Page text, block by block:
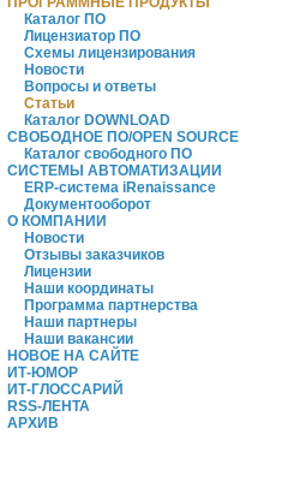
Каталог ПО
Лицензиатор ПО
Схемы лицензирования
Новости
Вопросы и ответы
Статьи
Каталог DOWNLOAD
СВОБОДНОЕ ПО/OPEN SOURCE
Каталог свободного ПО
СИСТЕМЫ АВТОМАТИЗАЦИИ
ERP-система iRenaissance
Документооборот
О КОМПАНИИ
Новости
Отзывы заказчиков
Лицензии
Наши координаты
Программа партнерства
Наши партнеры
Наши вакансии
НОВОЕ НА САЙТЕ
ИТ-ЮМОР
ИТ-ГЛОССАРИЙ
RSS-ЛЕНТА
АРХИВ